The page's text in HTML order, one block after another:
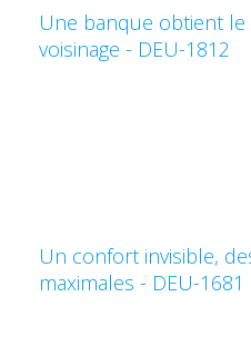
Une banque obtient
voisinage - DEU-1812
Un confort invisible,
maximales - DEU-1681